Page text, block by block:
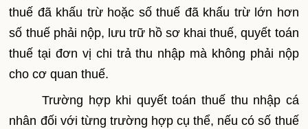
thuế đã khấu trừ hoặc số thuế đã khấu trừ lớn hơn
số thuế phải nộp, lưu trữ hồ sơ khai thuế, quyết toán
thuế tại đơn vị chi trả thu nhập mà không phải nộp
cho cơ quan thuế.
Trường hợp khi quyết toán thuế thu nhập cá
nhân đối với từng trường hợp cụ thể, nếu có số thuế